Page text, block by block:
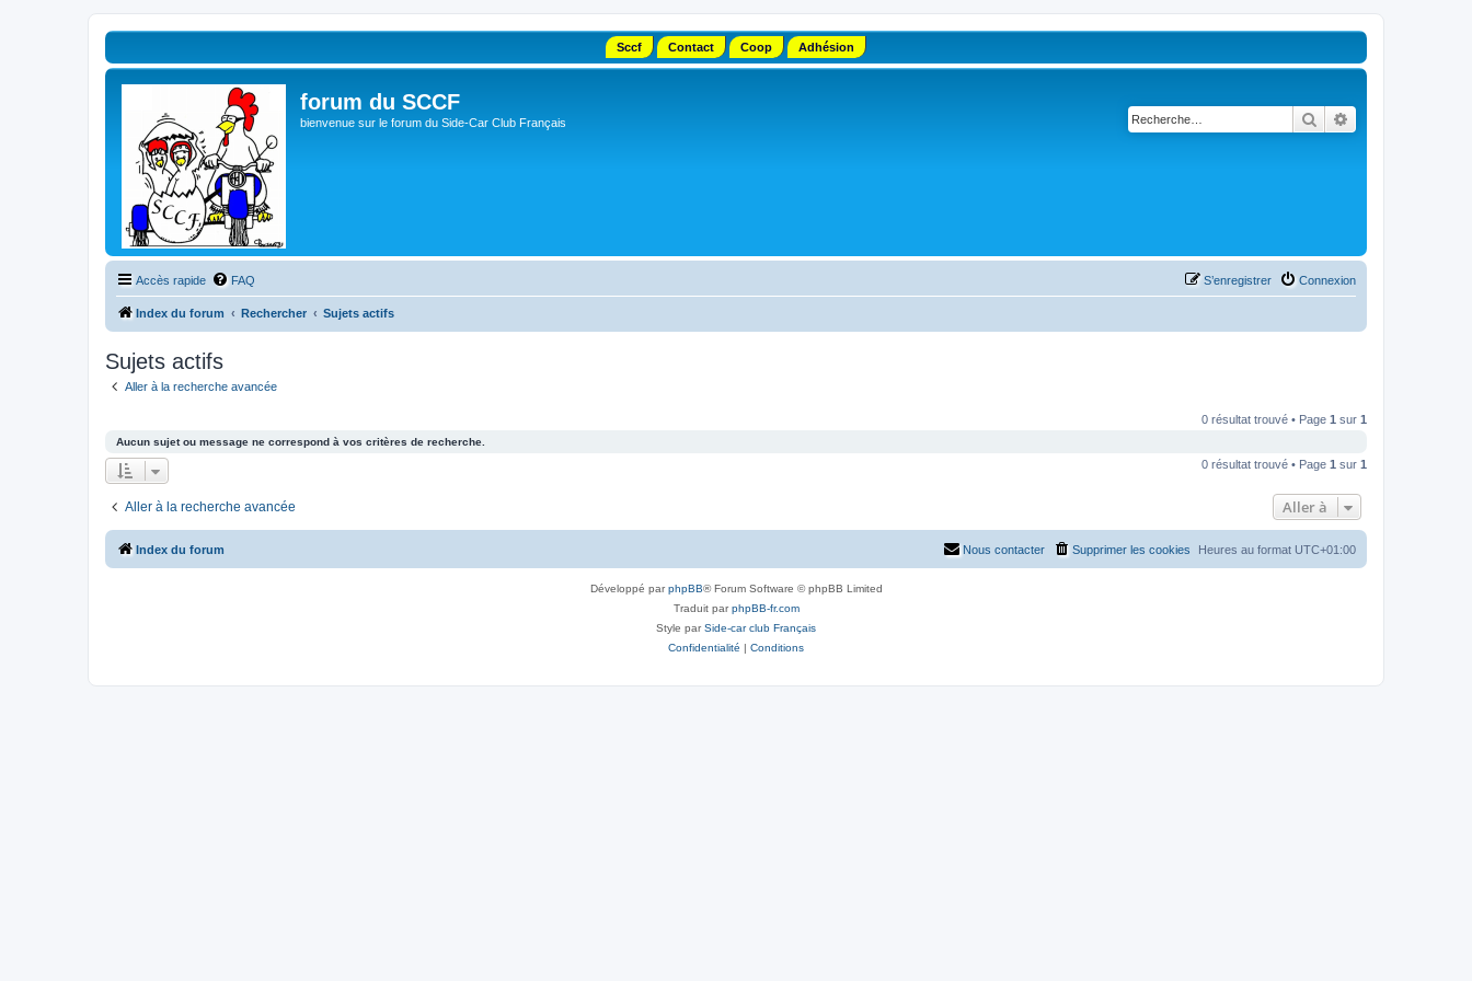
Sccf Contact Coop Adhésion
forum du SCCF
bienvenue sur le forum du Side-Car Club Français Rechercher
Accès rapide FAQ Connexion
S’enregistrer
Index du forum Rechercher Sujets actifs
Sujets actifs
Aller à la recherche avancée
0 résultat trouvé • Page 1 sur 1
Aucun sujet ou message ne correspond à vos critères de recherche.
0 résultat trouvé • Page 1 sur 1
Aller à la recherche avancée Aller à
Index du forum Heures au format UTC+01:00
Supprimer les cookies
Nous contacter
Développé parphpBB® Forum Software © phpBB Limited
Traduit parphpBB-fr.com
Style parSide-car club Français
Confidentialité | Conditions